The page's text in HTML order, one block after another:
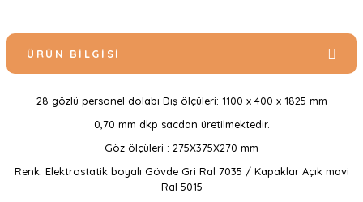
ÜRÜN BILGISI
28 gözlü personel dolabı Dış ölçüleri: 1100 x 400 x 1825 mm
0,70 mm dkp sacdan üretilmektedir.
Göz ölçüleri : 275X375X270 mm
Renk: Elektrostatik boyalı Gövde Gri Ral 7035 / Kapaklar Açık mavi
Ral 5015